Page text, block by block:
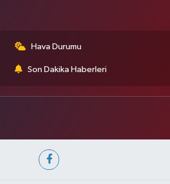
Hava Durumu
Son Dakika Haberleri